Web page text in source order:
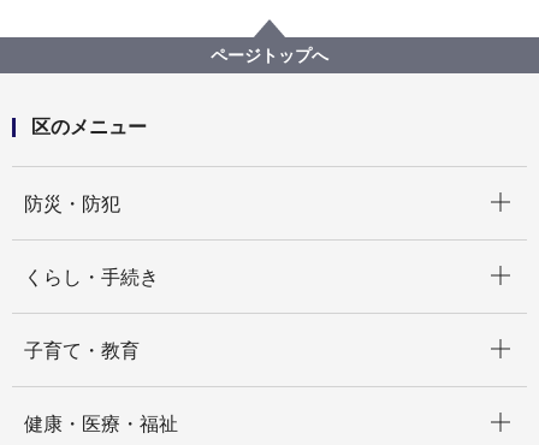
ページトップへ
区のメニュー
防災・防犯
くらし・手続き
子育て・教育
健康・医療・福祉